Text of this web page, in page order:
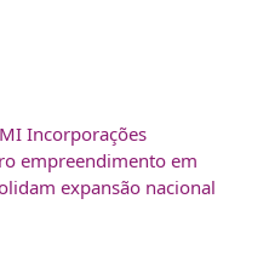
Incorporações
empreendimento em
expansão nacional